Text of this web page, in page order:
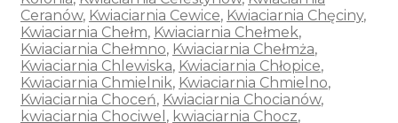
Ceranów, Kwiaciarnia Cewice, Kwiaciarnia Chęciny,
Kwiaciarnia Chełm, Kwiaciarnia Chełmek,
Kwiaciarnia Chełmno, Kwiaciarnia Chełmża,
Kwiaciarnia Chlewiska, Kwiaciarnia Chłopice,
Kwiaciarnia Chmielnik, Kwiaciarnia Chmielno,
Kwiaciarnia Choceń, Kwiaciarnia Chocianów,
kwiaciarnia Chociwel , kwiaciarnia Chocz,